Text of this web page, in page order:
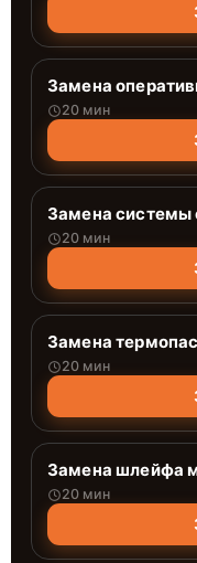
Замена
20 мин
Замена системы
20 мин
Замена
20 мин
Замена шлейфа
20 мин